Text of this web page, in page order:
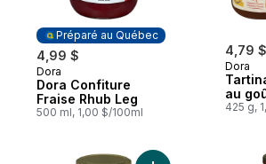
Préparé au Québec
4,99 $
Préparé au Québec
Dora
Dora Confiture
Fraise Rhub Leg
500 ml, 1,00 $/100ml
4,79 $
Dora
au
425 g,